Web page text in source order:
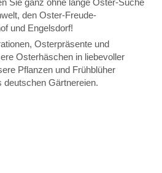
den Oster-Freude-
und Engelsdorf!
Osterpräsente und
Osterhäschen in liebevoller
Pflanzen und Frühblüher
Gärtnereien.